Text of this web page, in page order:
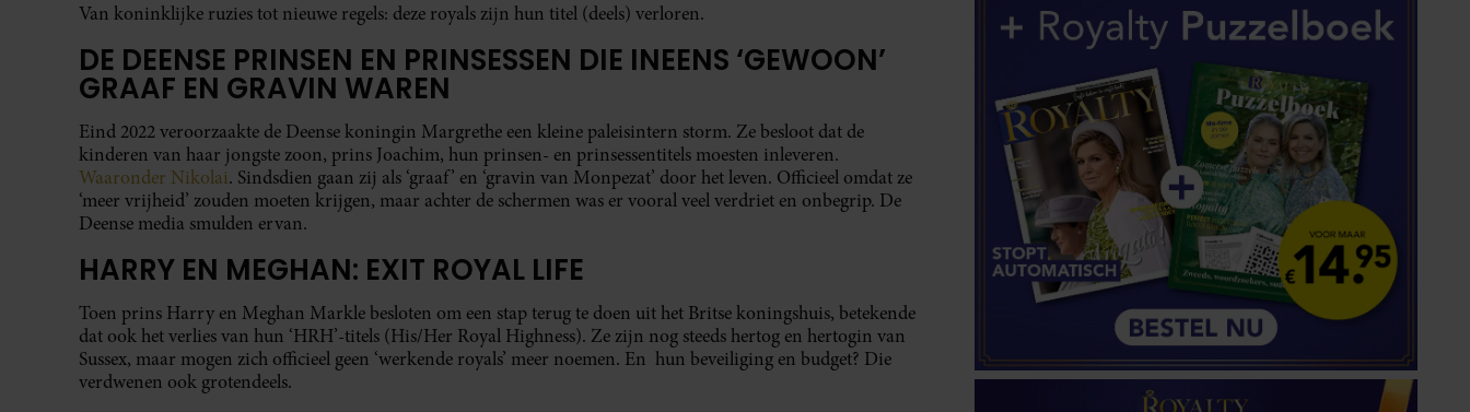
Van koninklijke ruzies tot nieuwe regels: deze royals zijn hun titel (deels) verloren.
DE DEENSE PRINSEN EN PRINSESSEN DIE INEENS ‘GEWOON’
GRAAF EN GRAVIN WAREN
Eind 2022 veroorzaakte de Deense koningin Margrethe een kleine paleisintern storm. Ze besloot dat de
kinderen van haar jongste zoon, prins Joachim, hun prinsen- en prinsessentitels moesten inleveren.
Waaronder Nikolai. Sindsdien gaan zij als ‘graaf’ en ‘gravin van Monpezat’ door het leven. Officieel omdat ze
‘meer vrijheid’ zouden moeten krijgen, maar achter de schermen was er vooral veel verdriet en onbegrip. De
Deense media smulden ervan.
HARRY EN MEGHAN: EXIT ROYAL LIFE
Toen prins Harry en Meghan Markle besloten om een stap terug te doen uit het Britse koningshuis, betekende
dat ook het verlies van hun ‘HRH’-titels (His/Her Royal Highness). Ze zijn nog steeds hertog en hertogin van
Sussex, maar mogen zich officieel geen ‘werkende royals’ meer noemen. En hun beveiliging en budget? Die
verdwenen ook grotendeels.